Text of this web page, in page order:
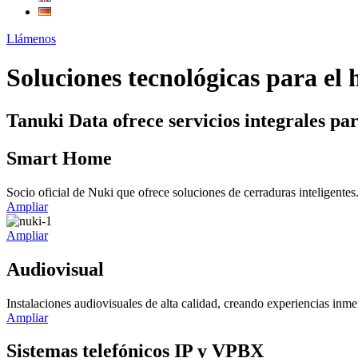
Llámenos
Soluciones tecnológicas para el
Tanuki Data ofrece servicios integrales
Smart Home
Socio oficial de Nuki que ofrece soluciones de cerraduras inteligentes.
Ampliar
Ampliar
Audiovisual
Instalaciones audiovisuales de alta calidad, creando experiencias
Ampliar
Sistemas telefónicos IP y VPBX